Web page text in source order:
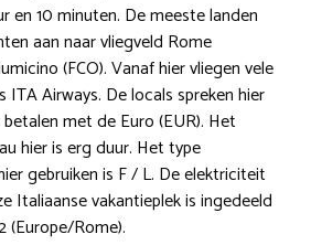
en 10 minuten. De meeste landen
aan naar vliegveld Rome
(FCO). Vanaf hier vliegen vele
ITA Airways. De locals spreken hier
met de Euro (EUR). Het
hier is erg duur. Het type
gebruiken is F / L. De elektriciteit
Italiaanse vakantieplek is ingedeeld
(Europe/Rome).